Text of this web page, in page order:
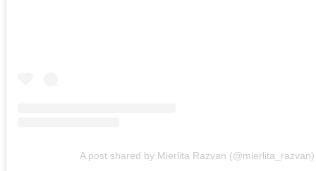
A post shared by Mierlita Razvan (@mierlita_razvan)